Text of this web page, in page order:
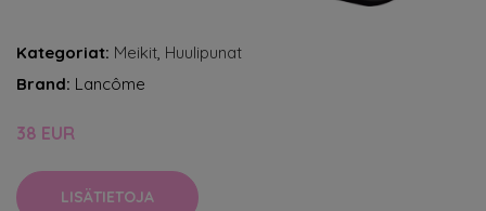
Kategoriat: Meikit, Huulipunat
Brand: Lancôme
38 EUR
LISÄTIETOJA